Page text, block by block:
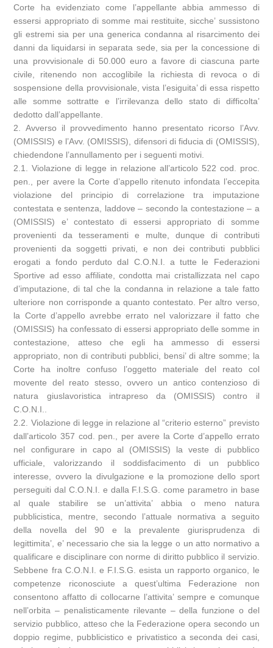
Corte ha evidenziato come l’appellante abbia ammesso di
essersi appropriato di somme mai restituite, sicche’ sussistono
gli estremi sia per una generica condanna al risarcimento dei
danni da liquidarsi in separata sede, sia per la concessione di
una provvisionale di 50.000 euro a favore di ciascuna parte
civile, ritenendo non accoglibile la richiesta di revoca o di
sospensione della provvisionale, vista l’esiguita’ di essa rispetto
alle somme sottratte e l’irrilevanza dello stato di difficolta’
dedotto dall’appellante.
2. Avverso il provvedimento hanno presentato ricorso l’Avv.
(OMISSIS) e l’Avv. (OMISSIS), difensori di fiducia di (OMISSIS),
chiedendone l’annullamento per i seguenti motivi.
2.1. Violazione di legge in relazione all’articolo 522 cod. proc.
pen., per avere la Corte d’appello ritenuto infondata l’eccepita
violazione del principio di correlazione tra imputazione
contestata e sentenza, laddove – secondo la contestazione – a
(OMISSIS) e’ contestato di essersi appropriato di somme
provenienti da tesseramenti e multe, dunque di contributi
provenienti da soggetti privati, e non dei contributi pubblici
erogati a fondo perduto dal C.O.N.I. a tutte le Federazioni
Sportive ad esso affiliate, condotta mai cristallizzata nel capo
d’imputazione, di tal che la condanna in relazione a tale fatto
ulteriore non corrisponde a quanto contestato. Per altro verso,
la Corte d’appello avrebbe errato nel valorizzare il fatto che
(OMISSIS) ha confessato di essersi appropriato delle somme in
contestazione, atteso che egli ha ammesso di essersi
appropriato, non di contributi pubblici, bensi’ di altre somme; la
Corte ha inoltre confuso l’oggetto materiale del reato col
movente del reato stesso, ovvero un antico contenzioso di
natura giuslavoristica intrapreso da (OMISSIS) contro il
C.O.N.I..
2.2. Violazione di legge in relazione al “criterio esterno” previsto
dall’articolo 357 cod. pen., per avere la Corte d’appello errato
nel configurare in capo al (OMISSIS) la veste di pubblico
ufficiale, valorizzando il soddisfacimento di un pubblico
interesse, ovvero la divulgazione e la promozione dello sport
perseguiti dal C.O.N.I. e dalla F.I.S.G. come parametro in base
al quale stabilire se un’attivita’ abbia o meno natura
pubblicistica, mentre, secondo l’attuale normativa a seguito
della novella del 90 e la prevalente giurisprudenza di
legittimita’, e’ necessario che sia la legge o un atto normativo a
qualificare e disciplinare con norme di diritto pubblico il servizio.
Sebbene fra C.O.N.I. e F.I.S.G. esista un rapporto organico, le
competenze riconosciute a quest’ultima Federazione non
consentono affatto di collocarne l’attivita’ sempre e comunque
nell’orbita – penalisticamente rilevante – della funzione o del
servizio pubblico, atteso che la Federazione opera secondo un
doppio regime, pubblicistico e privatistico a seconda dei casi,